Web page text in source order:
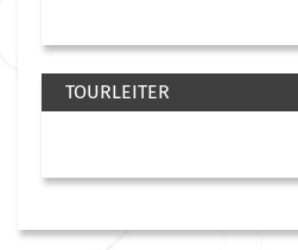
TOURLEITER